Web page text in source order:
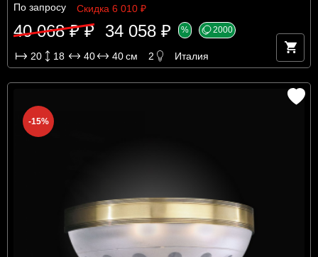
По запросу Скидка 6 010 ₽
40 068 ₽ ₽ 34 058 ₽ % 2000
20 18 40 40см 2 Италия
-15%